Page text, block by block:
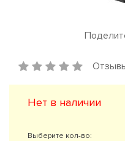
Нет в наличии
Выберите кол-во: